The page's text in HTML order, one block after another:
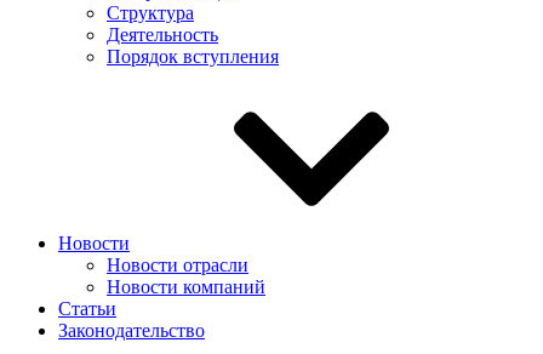
Структура
Деятельность
Порядок вступления
Новости
Новости отрасли
Новости компаний
Статьи
Законодательство